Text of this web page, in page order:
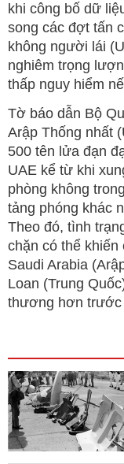
khi công bố dữ
song các đợt tấn
không người lái
nghiêm trọng
thấp nguy hiểm
Tờ báo dẫn Bộ
Arập Thống nhất
500 tên lửa đạn
UAE kể từ khi
phòng không
tảng phóng khác
Theo đó, tình
chặn có thể khiến
Saudi Arabia
Loan (Trung
thương hơn trước